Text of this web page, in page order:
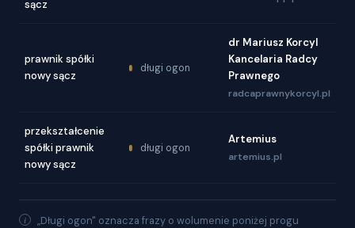
sącz
prawnik spółki
nowy sącz
długi ogon
dr Mariusz Korcyl
Kancelaria Radcy
Prawnego
radcaprawnykorcyl.pl
przekształcenie
spółki prawnik
nowy sącz
długi ogon
Artemius
artemius.pl
„Długi ogon" oznacza frazy o wolumenie poniżej progu